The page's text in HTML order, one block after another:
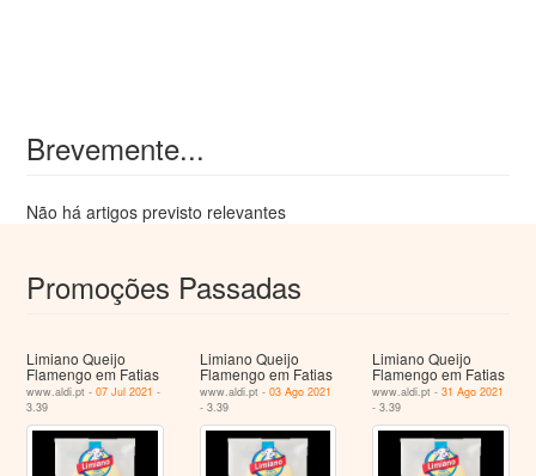
Brevemente...
Não há artigos previsto relevantes
Promoções Passadas
Limiano Queijo
Flamengo em Fatias
www.aldi.pt -07 Jul 2021 -
3.39
Limiano Queijo
Flamengo em Fatias
www.aldi.pt - 03 Ago 2021
- 3.39
Limiano Queijo
Flamengo em Fatias
www.aldi.pt -31 Ago 2021
- 3.39